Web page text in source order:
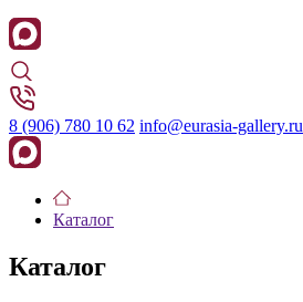
8 (906) 780 10 62 info@eurasia-gallery.ru
Каталог
Каталог